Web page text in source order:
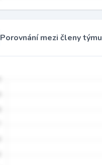
Porovnání mezi členy týmu